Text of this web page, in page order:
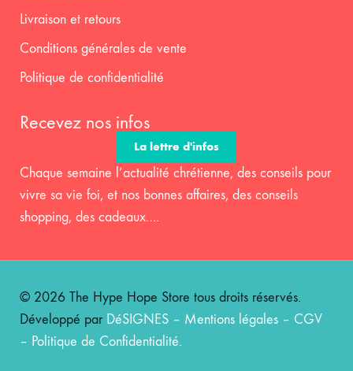
Livraison et retours
Conditions générales de vente
Politique de confidentialité
Recevez nos infos
La lettre d'infos
Chaque semaine l’actualité chrétienne, des conseils pour
vivre sa vie foi, et nos bonnes affaires, des conseils
shopping, des cadeaux….
© 2026 The Hype Hope Store tous droits réservés.
Développé par DéSIGNES – Mentions légales – CGV
– Politique de Confidentialité.